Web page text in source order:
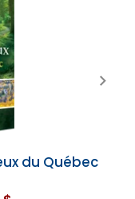
du Québec